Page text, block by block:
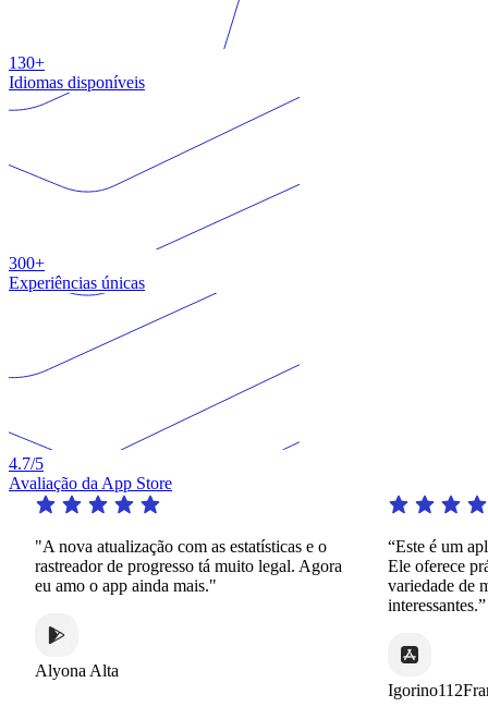
130+
Idiomas disponíveis
300+
Experiências únicas
4.7/5
Avaliação da App Store
"A nova atualização com as estatísticas e o
rastreador de progresso tá muito legal. Agora
eu amo o app ainda mais."
Alyona Alta
“Este é um
Ele oferece
variedade de
interessantes.”
Igorino112France